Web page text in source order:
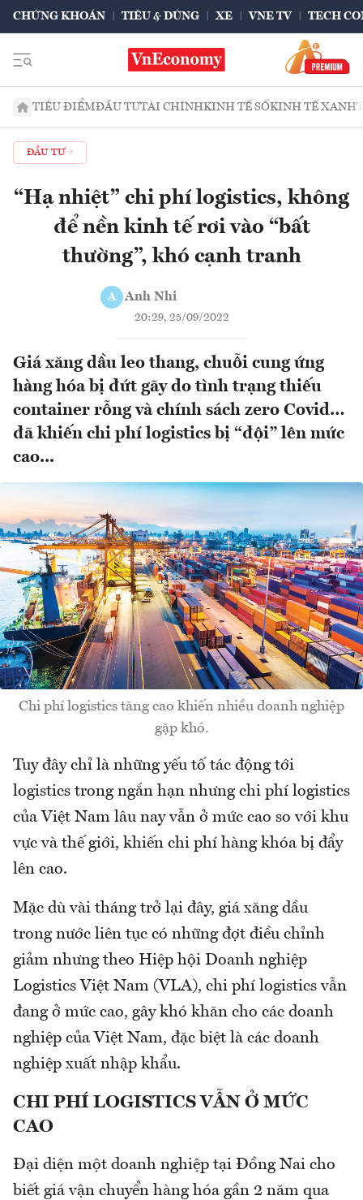
CHỨNG KHOÁN TIÊU & DÙNG XE VNE TV TECH
TIÊU ĐIỂMĐẦU TƯTÀI CHÍNHKINH TẾ SỐKINH TẾ XANH
ĐẦU TƯ
“Hạ nhiệt” chi phí logistics, không
để nền kinh tế rơi vào “bất
thường”, khó cạnh tranh
A Anh Nhi
20:29, 25/09/2022
Giá xăng dầu leo thang, chuỗi cung ứng
hàng hóa bị đứt gãy do tình trạng thiếu
container rỗng và chính sách zero Covid…
đã khiến chi phí logistics bị “đội” lên mức
cao...
Chi phí logistics tăng cao khiến nhiều doanh nghiệp
gặp khó.
Tuy đây chỉ là những yếu tố tác động tới
logistics trong ngắn hạn nhưng chi phí logistics
của Việt Nam lâu nay vẫn ở mức cao so với khu
vực và thế giới, khiến chi phí hàng khóa bị đẩy
lên cao.
Mặc dù vài tháng trở lại đây, giá xăng dầu
trong nước liên tục có những đợt điều chỉnh
giảm nhưng theo Hiệp hội Doanh nghiệp
Logistics Việt Nam (VLA), chi phí logistics vẫn
đang ở mức cao, gây khó khăn cho các doanh
nghiệp của Việt Nam, đặc biệt là các doanh
nghiệp xuất nhập khẩu.
CHI PHÍ LOGISTICS VẪN Ở MỨC
CAO
Đại diện một doanh nghiệp tại Đồng Nai cho
biết giá vận chuyển hàng hóa gần 2 năm qua